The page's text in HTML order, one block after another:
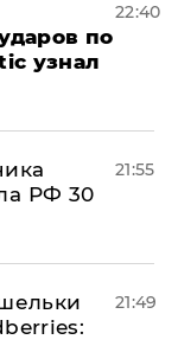
по
узнал
22:40
РФ 30
21:55
21:49